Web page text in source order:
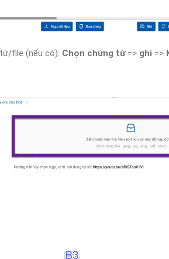
file (nếu có): Chọn chứng từ=> ghi =>